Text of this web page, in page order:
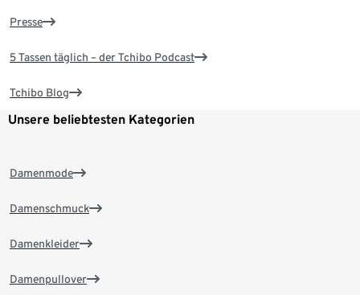
Presse
5 Tassen täglich – der Tchibo Podcast
Tchibo Blog
Unsere beliebtesten Kategorien
Damenmode
Damenschmuck
Damenkleider
Damenpullover